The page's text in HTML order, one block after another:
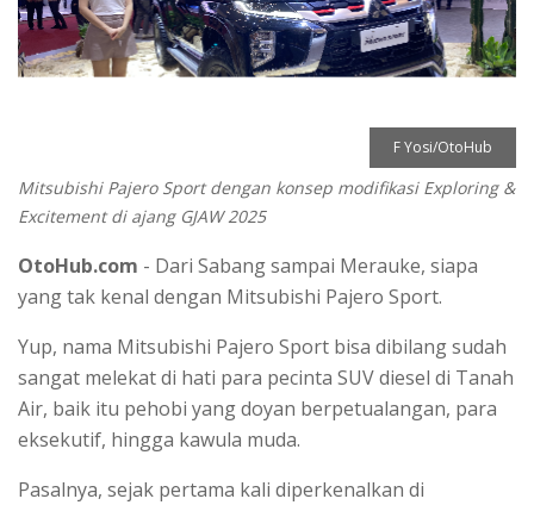
F Yosi/OtoHub
Mitsubishi Pajero Sport dengan konsep modifikasi Exploring &
Excitement di ajang GJAW 2025
OtoHub.com - Dari Sabang sampai Merauke, siapa
yang tak kenal dengan Mitsubishi Pajero Sport.
Yup, nama Mitsubishi Pajero Sport bisa dibilang sudah
sangat melekat di hati para pecinta SUV diesel di Tanah
Air, baik itu pehobi yang doyan berpetualangan, para
eksekutif, hingga kawula muda.
Pasalnya, sejak pertama kali diperkenalkan di